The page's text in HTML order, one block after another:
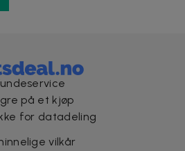
på et kjøp
for datadeling
vilkår